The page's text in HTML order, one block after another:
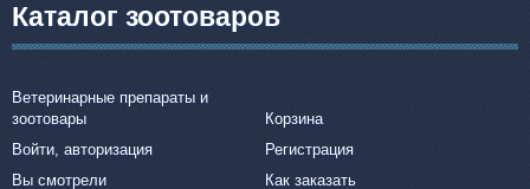
Каталог зоотоваров
Ветеринарные препараты и
зоотовары
Корзина
Войти, авторизация
Регистрация
Вы смотрели
Как заказать